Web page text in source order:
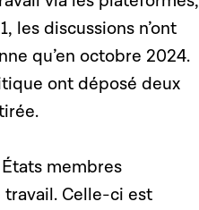
les discussions n’ont
qu’en octobre 2024.
ont déposé deux
membres
Celle-ci est